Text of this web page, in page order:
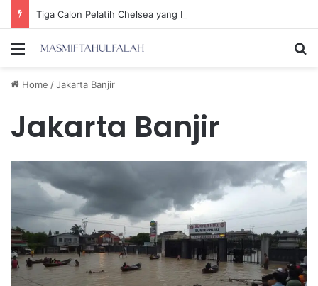
Menu
Home /Jakarta Banjir
Jakarta Banjir